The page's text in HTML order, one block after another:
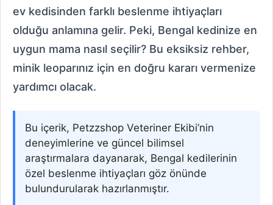
ev kedisinden farklı beslenme ihtiyaçları
olduğu anlamına gelir. Peki, Bengal kedinize en
uygun mama nasıl seçilir? Bu eksiksiz rehber,
minik leoparınız için en doğru kararı vermenize
yardımcı olacak.
Bu içerik, Petzzshop Veteriner Ekibi’nin
deneyimlerine ve güncel bilimsel
araştırmalara dayanarak, Bengal kedilerinin
özel beslenme ihtiyaçları göz önünde
bulundurularak hazırlanmıştır.